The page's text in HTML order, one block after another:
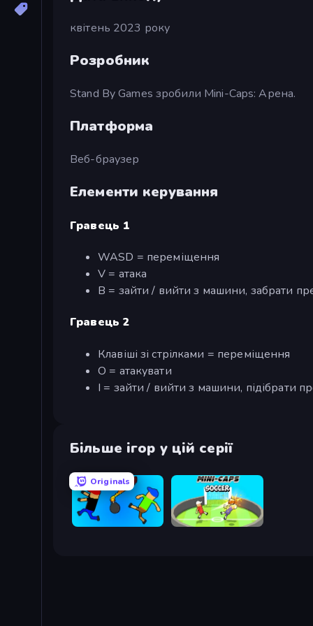
квітень 2023 року
Розробник
Stand By Games зробили Mini-Caps: Арена.
Платформа
Веб-браузер
Елементи керування
Гравець 1
WASD = переміщення
V = атака
B = зайти / вийти з машини, забрати
Гравець 2
Клавіші зі стрілками = переміщення
O = атакувати
I = зайти / вийти з машини, підібрати
Більше ігор у цій серії
Originals
Mini-Caps: Bombs Mini-Caps: Soccer